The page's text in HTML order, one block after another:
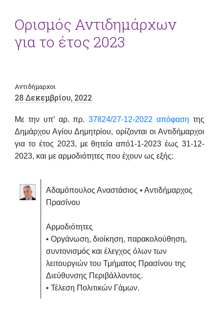
Ορισμός Αντιδημάρχων
για το έτος 2023
Αντιδήμαρχοι
28 Δεκεμβρίου, 2022
Με την υπ’ αρ. πρ.37824/27-12-2022 απόφαση της
Δημάρχου Αγίου Δημητρίου, ορίζονται οι Αντιδήμαρχοι
για το έτος 2023, με θητεία από1-1-2023 έως 31-12-
2023, και με αρμοδιότητες που έχουν ως εξής:
Αδαμόπουλος Αναστάσιος • Αντιδήμαρχος
Πρασίνου
Αρμοδιότητες
• Οργάνωση, διοίκηση, παρακολούθηση,
συντονισμός και έλεγχος όλων των
λειτουργιών του Τμήματος Πρασίνου της
Διεύθυνσης Περιβάλλοντος.
• Τέλεση Πολιτικών Γάμων.